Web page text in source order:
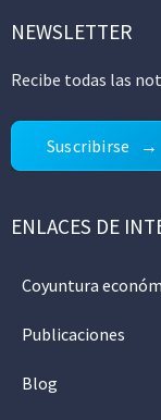
NEWSLETTER
Recibe todas las
Suscribirse
ENLACES DE
Coyuntura
Publicaciones
Blog